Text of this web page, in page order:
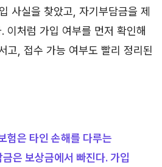
사실을 찾았고, 자기부담금을 제
이처럼 가입 여부를 먼저 확인해
고, 접수 가능 여부도 빨리 정리된
험은 타인 손해를 다루는
은 보상금에서 빠진다. 가입